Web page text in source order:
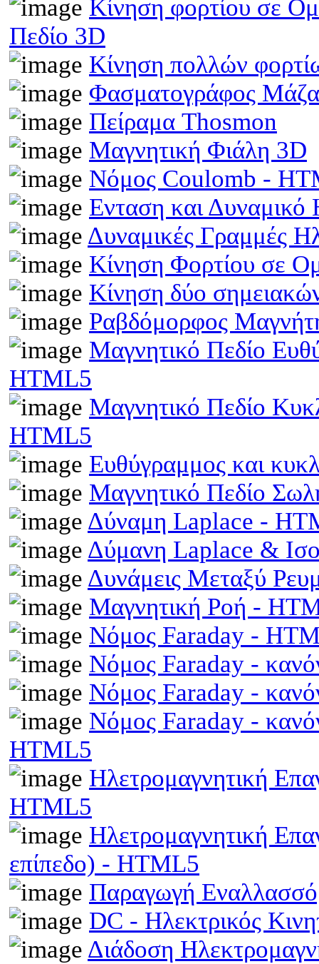
Κίνηση φορτίου σε
Πεδίο 3D
Κίνηση πολλών
Φασματογράφος
Πείραμα Thosmon
Μαγνητική Φιάλη 3D
Νόμος Coulomb -
Ενταση και
Δυναμικές Γραμμές
Κίνηση Φορτίου σε
Κίνηση δύο
Ραβδόμορφος
Μαγνητικό Πεδίο
HTML5
Μαγνητικό Πεδίο
HTML5
Ευθύγραμμος και
Μαγνητικό Πεδίο
Δύναμη Laplace -
Δύμανη Laplace &
Δυνάμεις Μεταξύ
Μαγνητική Ροή -
Νόμος Faraday -
Νόμος Faraday -
Νόμος Faraday -
Νόμος Faraday -
HTML5
Ηλετρομαγνητική
HTML5
Ηλετρομαγνητική
επίπεδο) - HTML5
Παραγωγή
DC - Ηλεκτρικός
Διάδοση